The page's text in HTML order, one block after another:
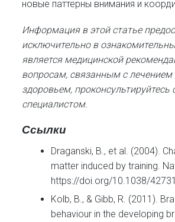
новые паттерны внимания и
Информация в этой статье
исключительно в
является медицинской
вопросам, связанным с лечением
здоровьем,
специалистом.
Ссылки
Draganski, B., et al. (2004).
matter induced by training.
https://doi.org/10.1038/
Kolb, B., & Gibb, R. (2011).
behaviour in the developing